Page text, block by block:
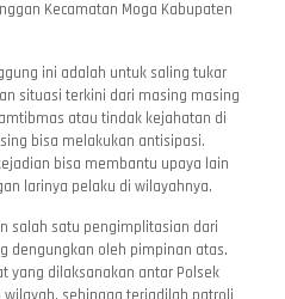
Kecamatan Moga Kabupaten
ini adalah untuk saling tukar
situasi terkini dari masing masing
atau tindak kejahatan di
bisa melakukan antisipasi.
bisa membantu upaya lain
larinya pelaku di wilayahnya.
salah satu pengimplitasian dari
dengungkan oleh pimpinan atas.
yang dilaksanakan antar Polsek